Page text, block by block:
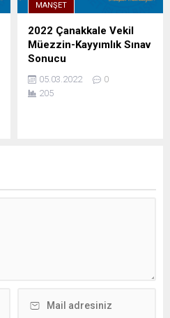
MANŞET
2022 Çanakkale Vekil
Müezzin-Kayyımlık Sınav
Sonucu
05.03.2022
0
205